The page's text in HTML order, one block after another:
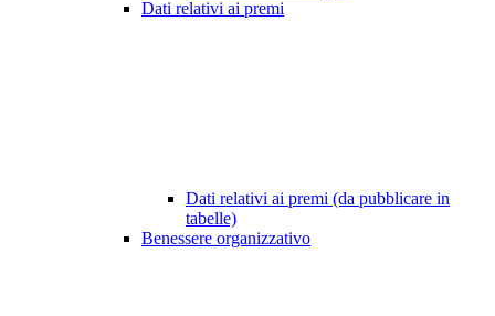
Dati relativi ai premi
Dati relativi ai premi (da pubblicare in
tabelle)
Benessere organizzativo